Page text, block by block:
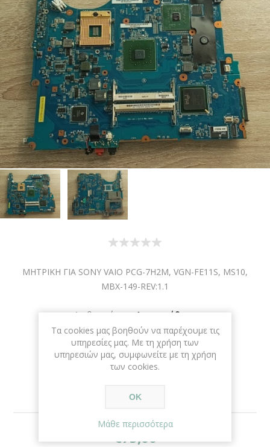
ΜΗΤΡΙΚΗ ΓΙΑ SONY VAIO PCG-7H2M, VGN-FE11S, MS10,
ΜΒΧ-149-REV:1.1
Διαθεσιμότητα: 1 σε απόθεμα
ΚΩΔΙΚΟΣ ΠΡΟΪΟΝΤΟΣ: MOTHBRD-106
€75,00
Τα cookies μας βοηθούν να παρέχουμε τις
υπηρεσίες μας. Με τη χρήση των
υπηρεσιών μας, συμφωνείτε με τη χρήση
των cookies.
ΟΚ
Μάθε περισσότερα